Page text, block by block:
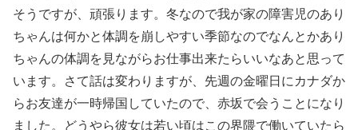
そうですが、頑張ります。冬なので我が家の障害児のあり
ちゃんは何かと体調を崩しやすい季節なのでなんとかあり
ちゃんの体調を見ながらお仕事出来たらいいなあと思って
います。さて話は変わりますが、先週の金曜日にカナダか
らお友達が一時帰国していたので、赤坂で会うことになり
ました。どうやら彼女は若い頃はこの界隈で働いていたら